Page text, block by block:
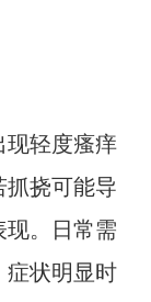
现轻度瘙痒
抓挠可能导
现。日常需
症状明显时